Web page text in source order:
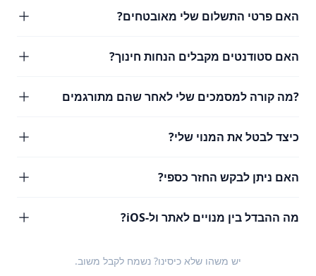
האם פרטי התשלום שלי מאובטחים?
האם סטודנטים מקבלים הנחות חינוך?
?מה קורה למסמכים שלי לאחר שהם מתורגמים
כיצד לבטל את המנוי שלי?
האם ניתן לבקש החזר כספי?
מה ההבדל בין מנויים לאתר ול-iOS?
יש משהו שלא כיסינו? נשמח לקבל משוב.